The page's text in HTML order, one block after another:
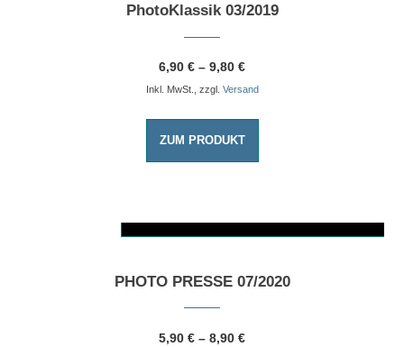
PhotoKlassik 03/2019
6,90 € – 9,80 €
Inkl. MwSt., zzgl. Versand
ZUM PRODUKT
Dieses Produkt weist mehrere Varianten auf. Die Optionen können auf der Produktseite gewählt werden
PHOTO PRESSE 07/2020
5,90 € – 8,90 €